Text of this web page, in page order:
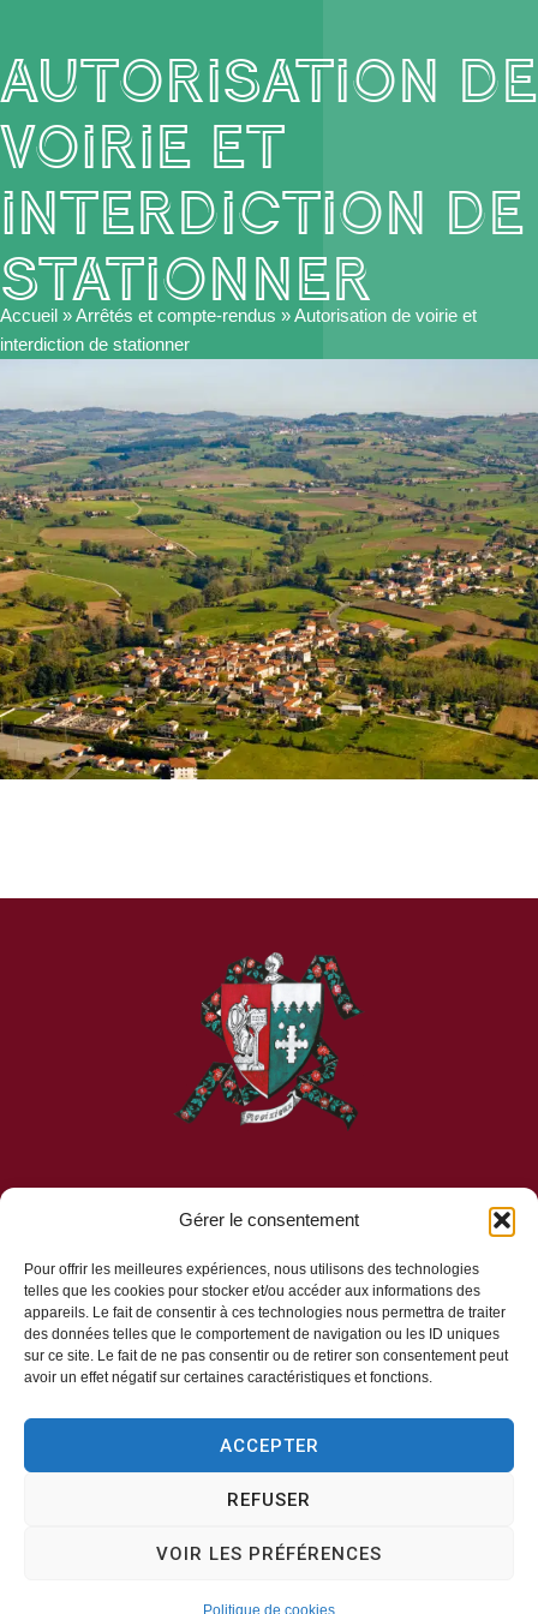
Gérer le consentement
Pour offrir les meilleures expériences, nous utilisons des technologies
telles que les cookies pour stocker et/ou accéder aux informations des
appareils. Le fait de consentir à ces technologies nous permettra de traiter
des données telles que le comportement de navigation ou les ID uniques
sur ce site. Le fait de ne pas consentir ou de retirer son consentement peut
avoir un effet négatif sur certaines caractéristiques et fonctions.
ACCEPTER
REFUSER
VOIR LES PRÉFÉRENCES
Politique de cookies
Autorisation de
voirie et
interdiction de
stationner
Accueil »Arrêtés et compte-rendus »Autorisation de voirie et
interdiction de stationner
Mairie,
1 Rue des Érables,
42330 – AVEIZIEUX
04 77 94 00 12